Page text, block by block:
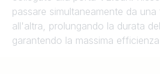
passare simultaneamente da
all'altra, prolungando la durata
garantendo la massima